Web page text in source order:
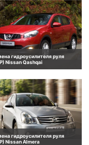
гидроусилителя руля
Nissan Qashqai
гидроусилителя руля
Nissan Almera